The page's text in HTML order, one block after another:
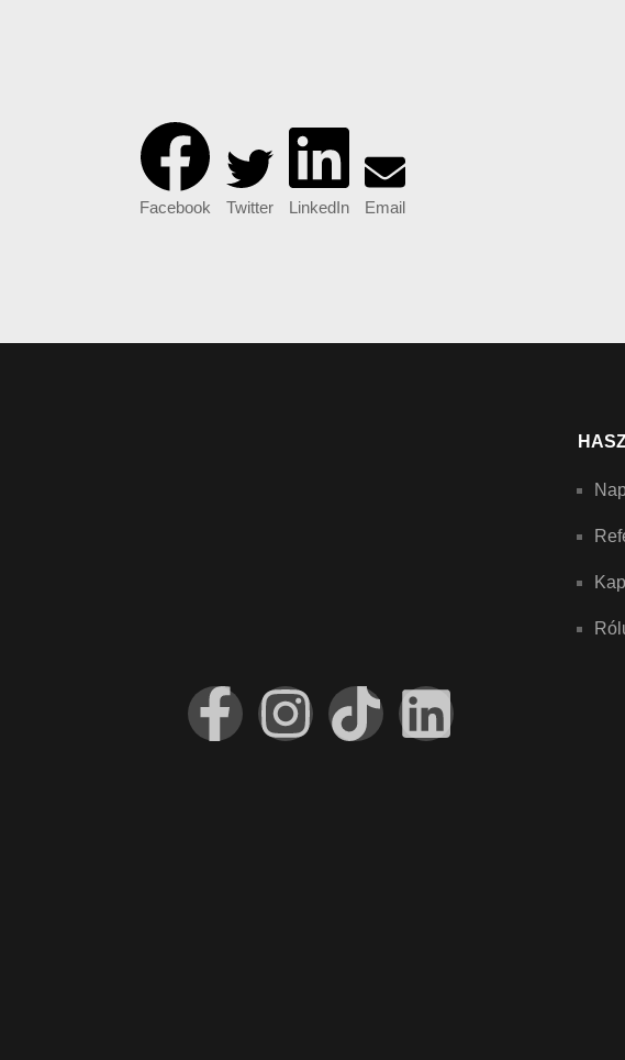
Facebook Twitter LinkedIn Email